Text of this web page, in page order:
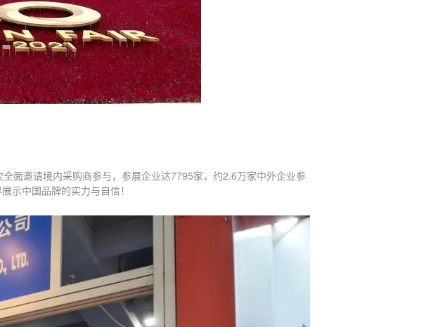
面邀请境内采购商参与，参展企业达7795家，约2.6万家中外企业参
示中国品牌的实力与自信！